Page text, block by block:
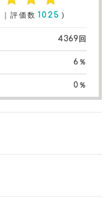
｜評価数 1025 )
4369回
6％
0％